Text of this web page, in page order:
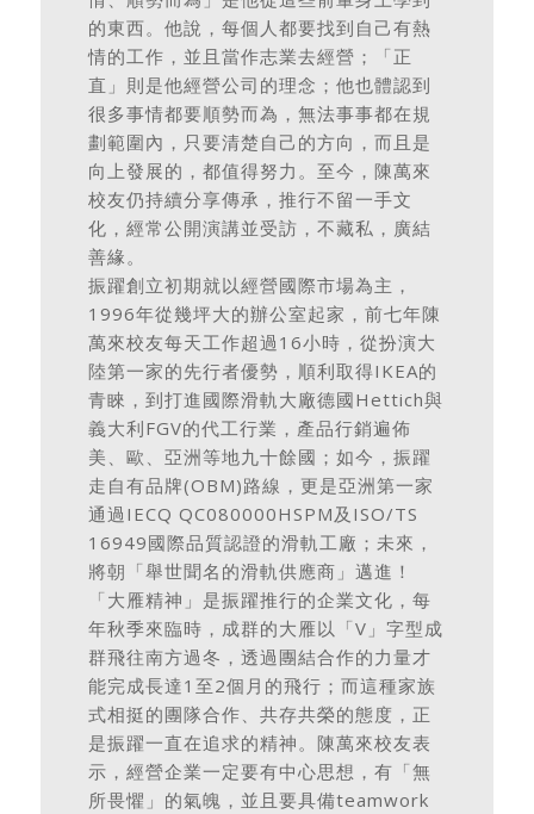
的東西。他說，每個人都要找到自己有熱
情的工作，並且當作志業去經營；「正
直」則是他經營公司的理念；他也體認到
很多事情都要順勢而為，無法事事都在規
劃範圍內，只要清楚自己的方向，而且是
向上發展的，都值得努力。至今，陳萬來
校友仍持續分享傳承，推行不留一手文
化，經常公開演講並受訪，不藏私，廣結
善緣。
振躍創立初期就以經營國際市場為主，
1996年從幾坪大的辦公室起家，前七年陳
萬來校友每天工作超過16小時，從扮演大
陸第一家的先行者優勢，順利取得IKEA的
青睞，到打進國際滑軌大廠德國Hettich與
義大利FGV的代工行業，產品行銷遍佈
美、歐、亞洲等地九十餘國；如今，振躍
走自有品牌(OBM)路線，更是亞洲第一家
通過IECQ QC080000HSPM及ISO/TS
16949國際品質認證的滑軌工廠；未來，
將朝「舉世聞名的滑軌供應商」邁進！
「大雁精神」是振躍推行的企業文化，每
年秋季來臨時，成群的大雁以「V」字型成
群飛往南方過冬，透過團結合作的力量才
能完成長達1至2個月的飛行；而這種家族
式相挺的團隊合作、共存共榮的態度，正
是振躍一直在追求的精神。陳萬來校友表
示，經營企業一定要有中心思想，有「無
所畏懼」的氣魄，並且要具備teamwork